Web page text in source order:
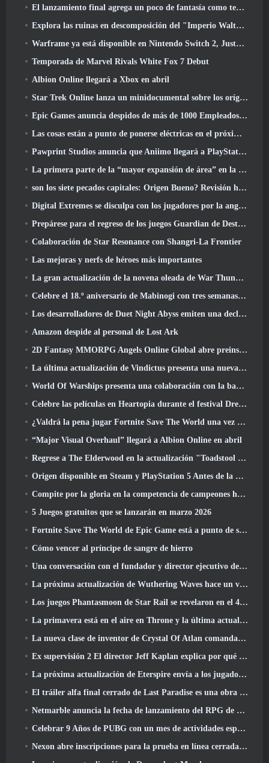
El lanzamiento final agrega un poco de fantasía como temporada 10 Lanzamientos
Explora las ruinas en descomposición del "Imperio Walthen" en la próxima gran actualización de RAVEN2
Warframe ya está disponible en Nintendo Switch 2, Justo a tiempo para el lanzamiento de Shadowgrapher
Temporada de Marvel Rivals White Fox 7 Debut
Albion Online llegará a Xbox en abril
Star Trek Online lanza un minidocumental sobre los orígenes de la Federación para celebrar el 16º aniversario
Epic Games anuncia despidos de más de 1000 Empleados, Citando "Descenso en el compromiso de Fortnite"
Las cosas están a punto de ponerse eléctricas en el próximo evento Aftershock de Apex Legends
Pawprint Studios anuncia que Aniimo llegará a PlayStation 5 Y la tienda de Epic Games en los lanzamientos
La primera parte de la “mayor expansión de área” en la historia de RuneScape se lanza hoy
son los siete pecados capitales: Origen Bueno? Revisión honesta
Digital Extremes se disculpa con los jugadores por la angustia causada por las “invitaciones nefastas” en Warframe
Prepárese para el regreso de los juegos Guardian de Destiny 2
Colaboración de Star Resonance con Shangri-La Frontier
Las mejoras y nerfs de héroes más importantes
La gran actualización de la novena oleada de War Thunder mejora el aspecto de las batallas navales con imágenes acuáticas mejoradas
Celebre el 18.º aniversario de Mabinogi con tres semanas de eventos y recompensas
Los desarrolladores de Duet Night Abyss emiten una declaración oficial sobre un reciente incidente de malware después de la actualización del juego
Amazon despide al personal de Lost Ark
2D Fantasy MMORPG Angels Online Global abre preinscripción
La última actualización de Vindictus presenta una nueva incursión en la que los jugadores se enfrentarán al Guardián de Caliburn
World Of Warships presenta una colaboración con la banda sueca de heavy metal Sabaton
Celebre las películas en Heartopia durante el festival Dreamlight Cinematics
¿Valdrá la pena jugar Fortnite Save The World una vez que sea gratis??
“Major Visual Overhaul” llegará a Albion Online en abril
Regrese a The Elderwood en la actualización "Toadstool Tales" de Palia
Origen disponible en Steam y PlayStation 5 Antes de la marcha 23 Lanzamiento
Compite por la gloria en la competencia de campeones huecos de New Eridu en la próxima actualización de Zenless Zone Zero
5 Juegos gratuitos que se lanzarán en marzo 2026
Fortnite Save The World de Epic Game está a punto de ser un juego gratuito
Cómo vencer al príncipe de sangre de hierro
Una conversación con el fundador y director ejecutivo de Netmarble, Ken Kim, sobre MONGIL: Buceo estelar
La próxima actualización de Wuthering Waves hace un viaje al “lado oscuro”
Los juegos Phantasmoon de Star Rail se revelaron en el 4.1 Programa Especial
La primavera está en el aire en Throne y la última actualización de Liberty
La nueva clase de inventor de Crystal Of Atlan comanda a los Magitech Mechs en la batalla
Ex supervisión 2 El director Jeff Kaplan explica por qué dejó a Blizzard
La próxima actualización de Eterspire envía a los jugadores a las minas enanas
El tráiler alfa final cerrado de Last Paradise es una obra de arte pequeña pero aterradora
Netmarble anuncia la fecha de lanzamiento del RPG de acción para domesticar monstruos Mongil: Buceo estelar
Celebrar 9 Años de PUBG con un mes de actividades especiales
Nexon abre inscripciones para la prueba en línea cerrada de abril de MapleStory Classic World